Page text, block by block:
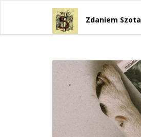
Zdaniem Szota